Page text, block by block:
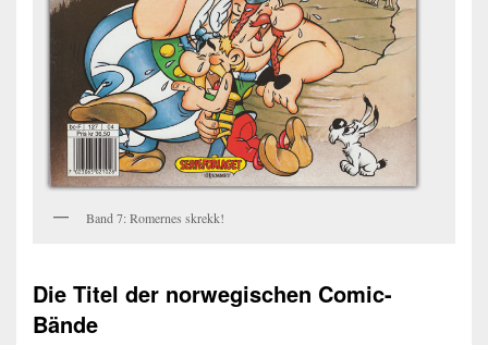
Band 7: Romernes skrekk!
Die Titel der norwegischen Comic-
Bände